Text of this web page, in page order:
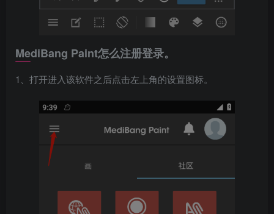
MediBang Paint怎么注册登录。
1、打开进入该软件之后点击左上角的设置图标。